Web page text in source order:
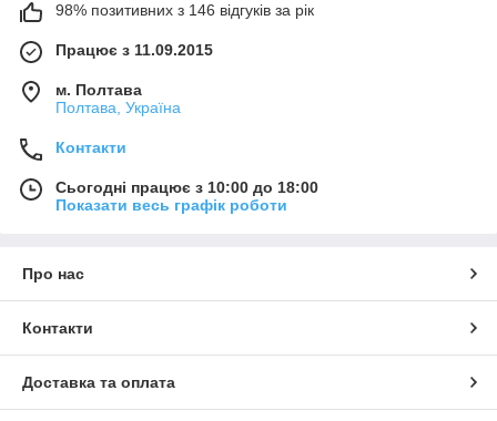
98% позитивних з 146 відгуків за рік
Працює з 11.09.2015
м. Полтава
Полтава, Україна
Контакти
Сьогодні працює з 10:00 до 18:00
Показати весь графік роботи
Про нас
Контакти
Доставка та оплата